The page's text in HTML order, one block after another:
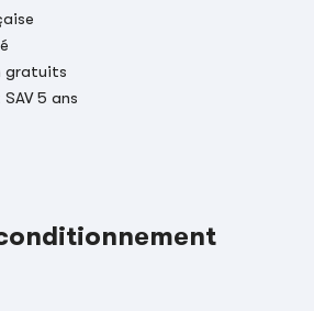
gratuits
5 ans